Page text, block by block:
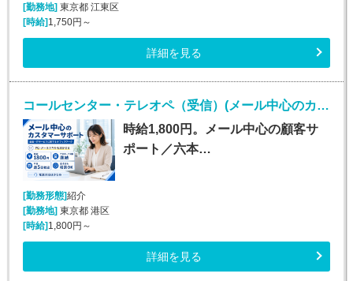
[勤務地]東京都 江東区
[時給]1,750円～
詳細を見る
コールセンター・テレオペ（受信）(メール中心のカスタマーサポート)
時給1,800円。メール中心の顧客サ
ポート／六本…
[勤務形態]紹介
[勤務地]東京都 港区
[時給]1,800円～
詳細を見る